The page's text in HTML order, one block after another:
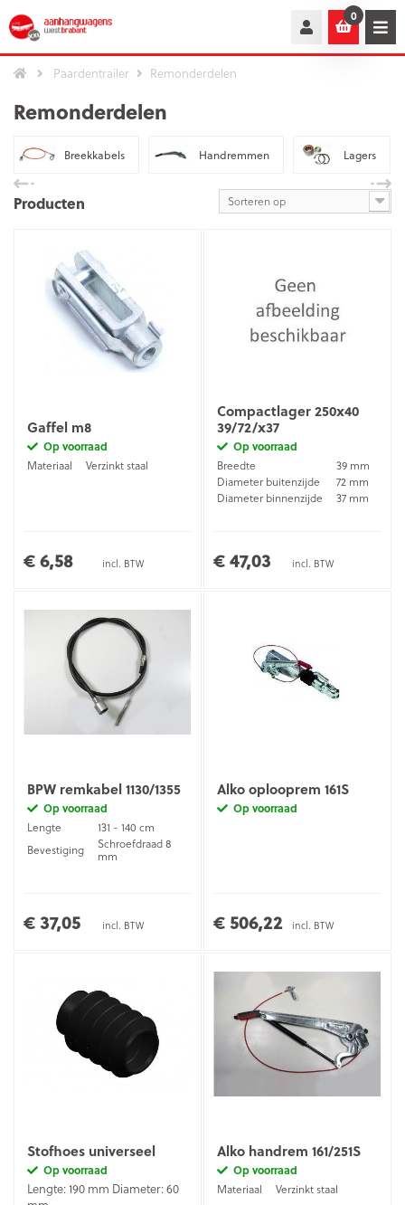
0
Paardentrailer Remonderdelen
Remonderdelen
Breekkabels Handremmen Lagers
Producten Sorteren op
Gaffel m8
Op voorraad
Materiaal
Verzinkt staal
€ 6,58 incl. BTW
Compactlager 250x40
39/72/x37
Op voorraad
Breedte
39 mm
Diameter buitenzijde
72 mm
Diameter binnenzijde
37 mm
€ 47,03 incl. BTW
BPW remkabel 1130/1355
Op voorraad
Lengte
131 - 140 cm
Bevestiging
Schroefdraad 8
mm
€ 37,05 incl. BTW
Alko oplooprem 161S
Op voorraad
€ 506,22 incl. BTW
Stofhoes universeel
Op voorraad
Lengte: 190 mm Diameter: 60
Alko handrem 161/251S
Op voorraad
Materiaal
Verzinkt staal